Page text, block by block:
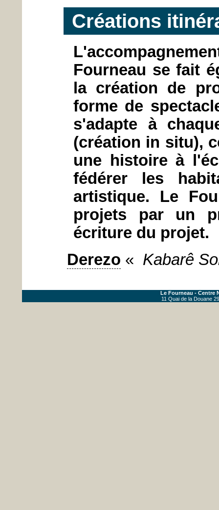
Créations
Fourneau se fait
la création de
forme de
s'adapte à
(création in situ),
une histoire à
fédérer les
artistique. Le
projets par un
écriture du projet.
Derezo « Kabarê
Le Fourneau - Centre
11 Quai de la Douane